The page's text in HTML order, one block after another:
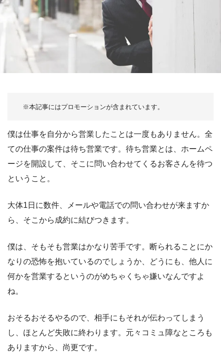
僕は仕事を自分から営業したことは一度もありません。全
ての仕事の案件は待ち営業です。待ち営業とは、ホームペ
ージを開設して、そこに問い合わせてくるお客さんを待つ
ということ。
大体1日に数件、メールや電話での問い合わせが来ますか
ら、そこから成約に結びつきます。
僕は、そもそも営業はかなり苦手です。断られることにか
なりの恐怖を抱いているのでしょうか、どうにも、他人に
何かを営業するというのがめちゃくちゃ嫌いなんですよ
ね。
おそるおそるやるので、相手にもそれが伝わってしまう
し、ほとんど失敗に終わります。元々コミュ障なところも
ありますから、尚更です。